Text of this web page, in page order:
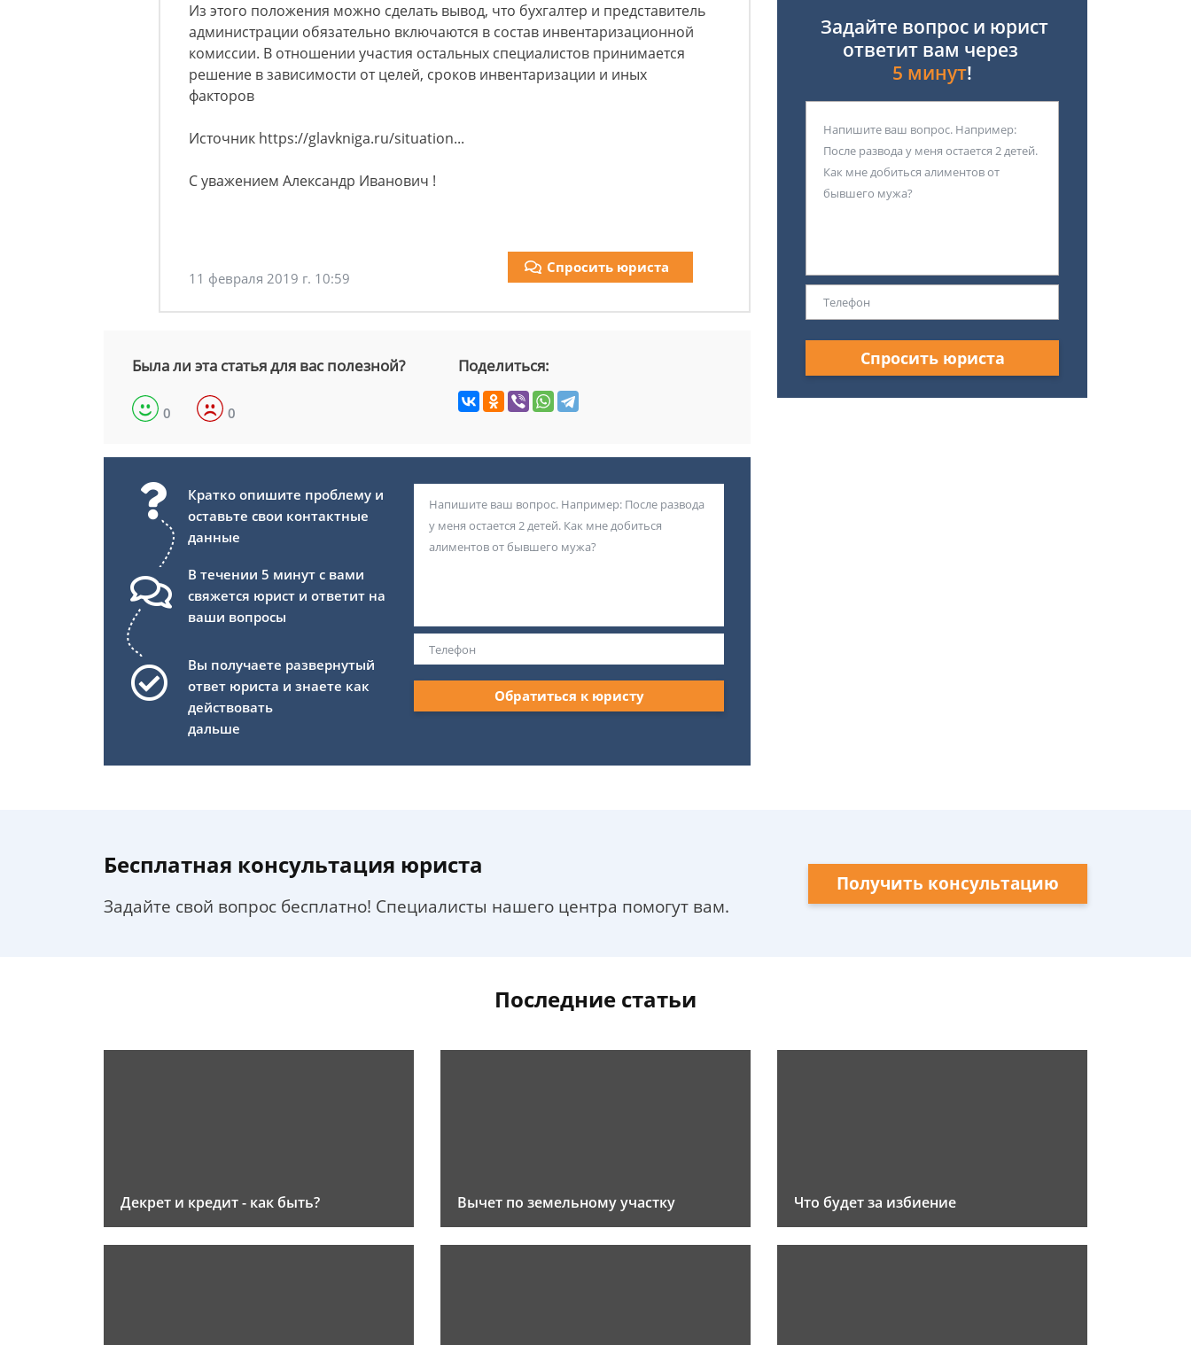
Из этого положения можно сделать вывод, что бухгалтер и представитель
администрации обязательно включаются в состав инвентаризационной
комиссии. В отношении участия остальных специалистов принимается
решение в зависимости от целей, сроков инвентаризации и иных
факторов
Источник https://glavkniga.ru/situation...
С уважением Александр Иванович !
11 февраля 2019 г. 10:59
Спросить юриста
Была ли эта статья для вас полезной?
0 0
Поделиться:
Кратко опишите проблему и
оставьте свои контактные
данные
В течении 5 минут с вами
свяжется юрист и ответит на
ваши вопросы
Вы получаете развернутый
ответ юриста и знаете как
действовать
дальше
Обратиться к юристу
Задайте вопрос и юрист
ответит вам через
5 минут!
Спросить юриста
Бесплатная консультация юриста
Задайте свой вопрос бесплатно! Специалисты нашего центра помогут вам.
Получить консультацию
Последние статьи
Декрет и кредит - как быть? Вычет по земельному участку Что будет за избиение